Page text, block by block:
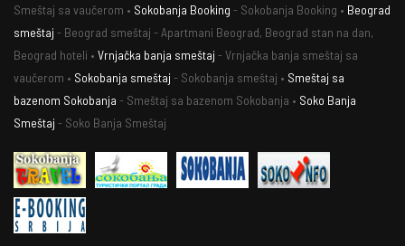
Smeštaj sa vaučerom • Sokobanja Booking - Sokobanja Booking • Beograd
smeštaj - Beograd smeštaj - Apartmani Beograd, Beograd stan na dan,
Beograd hoteli • Vrnjačka banja smeštaj - Vrnjačka banja smeštaj sa
vaučerom • Sokobanja smeštaj - Sokobanja smeštaj • Smeštaj sa
bazenom Sokobanja - Smeštaj sa bazenom Sokobanja • Soko Banja
Smeštaj - Soko Banja Smeštaj